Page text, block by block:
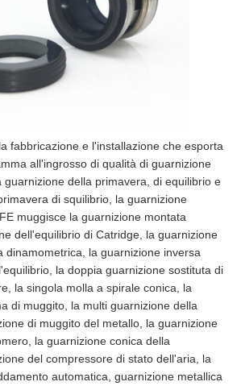
fabbricazione e l'installazione che esporta
all'ingrosso di qualità di guarnizione
guarnizione della primavera, di equilibrio e
di squilibrio, la guarnizione
muggisce la guarnizione montata
dell'equilibrio di Catridge, la guarnizione
dinamometrica, la guarnizione inversa
la doppia guarnizione sostituta di
la singola molla a spirale conica, la
di muggito, la multi guarnizione della
di muggito del metallo, la guarnizione
la guarnizione conica della
del compressore di stato dell'aria, la
automatica, guarnizione metallica